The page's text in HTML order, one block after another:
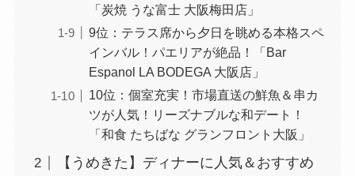
「炭焼 うな富士 大阪梅田店」
9位：テラス席から夕日を眺める本格スペ
インバル！パエリアが絶品！「Bar
Espanol LA BODEGA 大阪店」
10位：個室充実！市場直送の鮮魚＆串カ
ツが人気！リーズナブルな和デート！
「和食 たちばな グランフロント大阪」
【うめきた】ディナーに人気＆おすすめ